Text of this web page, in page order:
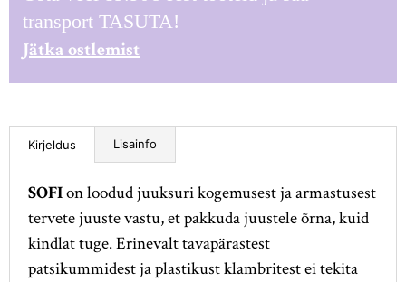
transport TASUTA!
Jätka ostlemist
Kirjeldus Lisainfo
SOFIon loodud juuksuri kogemusest ja armastusest
tervete juuste vastu, et pakkuda juustele õrna, kuid
kindlat tuge. Erinevalt tavapärastest
patsikummidest ja plastikust klambritest ei tekita